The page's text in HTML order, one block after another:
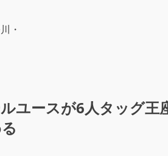
・
ユースが6人タッグ王